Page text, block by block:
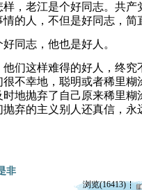
，老江是个好同志。共
的人，不但是好同志，简
同志，他也是好人。
们这样难得的好人，终
不幸地，聪明或者稀里
地抛弃了自己原来稀里
弃的主义别人还真信，
非
浏览(16413)